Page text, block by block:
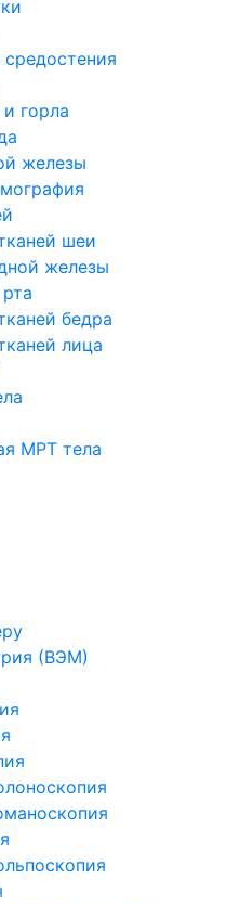
горла
железы
шеи
железы
бедра
лица
МРТ тела
(ВЭМ)